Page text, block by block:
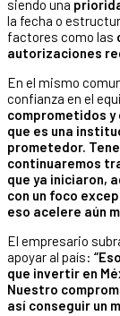
siendo una
la fecha o
factores como las
autorizaciones
En el mismo
confianza en el
comprometidos
que es una
prometedor.
continuaremos
que ya iniciaron,
con un foco
eso acelere aún
El empresario
apoyar al país:
que invertir en
Nuestro
así conseguir un